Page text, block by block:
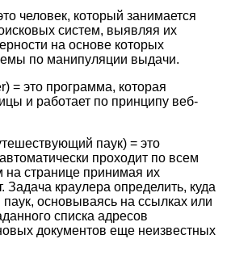
человек, который занимается
систем, выявляя их
на основе которых
по манипуляции выдачи.
= это программа, которая
и работает по принципу веб-
паук) = это
проходит по всем
странице принимая их
Задача краулера определить, куда
основываясь на ссылках или
списка адресов
документов еще неизвестных